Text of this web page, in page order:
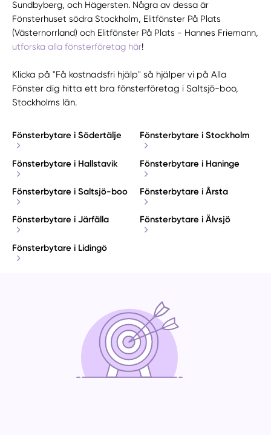
Sundbyberg, och Hägersten. Några av dessa är
Fönsterhuset södra Stockholm, Elitfönster På Plats
(Västernorrland) och Elitfönster På Plats - Hannes Friemann,
utforska alla fönsterföretag här!
Klicka på "Få kostnadsfri hjälp" så hjälper vi på Alla
Fönster dig hitta ett bra fönsterföretag i Saltsjö-boo,
Stockholms län.
Fönsterbytare i Södertälje Fönsterbytare i Stockholm
Fönsterbytare i Hallstavik Fönsterbytare i Haninge
Fönsterbytare i Saltsjö-boo Fönsterbytare i Årsta
Fönsterbytare i Järfälla Fönsterbytare i Älvsjö
Fönsterbytare i Lidingö